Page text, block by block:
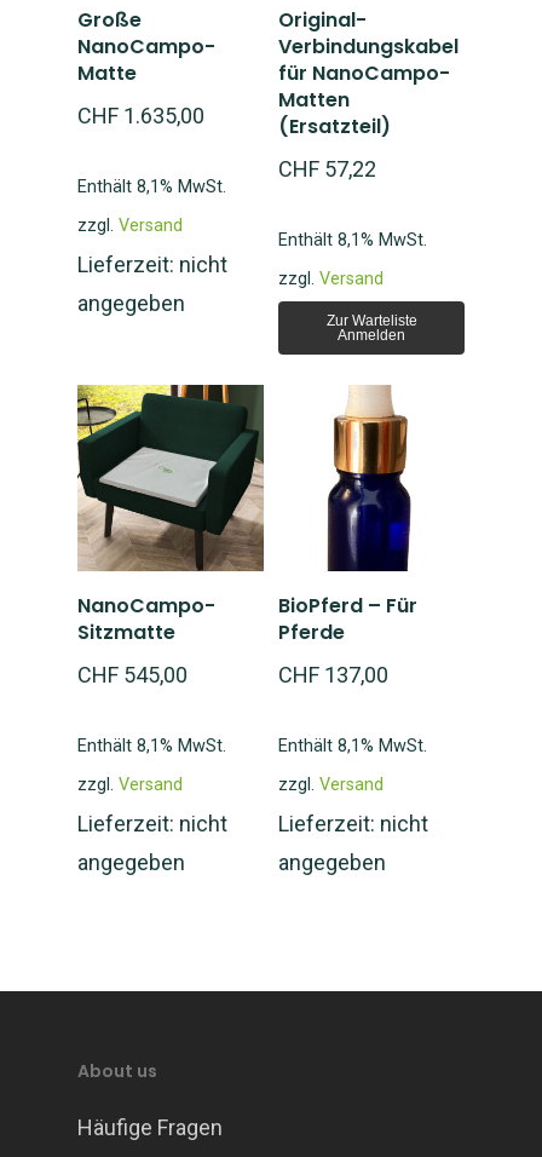
Warenkorb
Große
NanoCampo-
Matte
CHF 1.635,00
Enthält 8,1% MwSt.
zzgl. Versand
Lieferzeit: nicht
angegeben
Weiterlesen
Original-
Verbindungskabel
für NanoCampo-
Matten
(Ersatzteil)
CHF 57,22
Enthält 8,1% MwSt.
zzgl.Versand
Zur Warteliste
Anmelden
In den
Warenkorb
NanoCampo-
Sitzmatte
CHF 545,00
Enthält 8,1% MwSt.
zzgl. Versand
Lieferzeit: nicht
angegeben
In den
Warenkorb
BioPferd – Für
Pferde
CHF 137,00
Enthält 8,1% MwSt.
zzgl.Versand
Lieferzeit: nicht
angegeben
About us
Häufige Fragen
Anleitung und
Fragen und FAQ
Shop – Matte kaufen
Matte mieten
Bio-Energie
Seminare
Studien
Über uns
Blog
Partner
FormSlim Shop
Selberschlankwerden
Anmelden